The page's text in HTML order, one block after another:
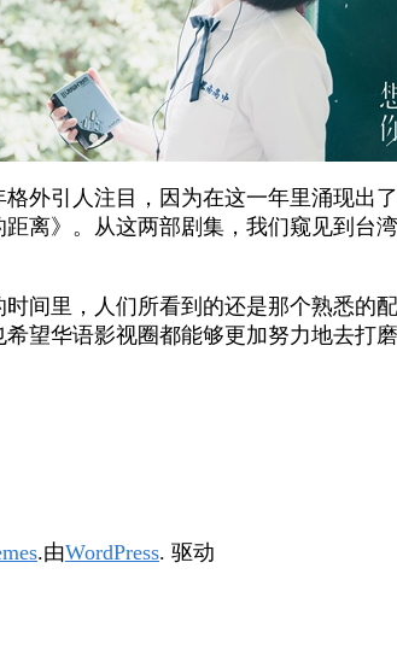
外引人注目，因为在这一年里涌现出
离》。从这两部剧集，我们窥见到台
间里，人们所看到的还是那个熟悉的
望华语影视圈都能够更加努力地去打
.由WordPress. 驱动